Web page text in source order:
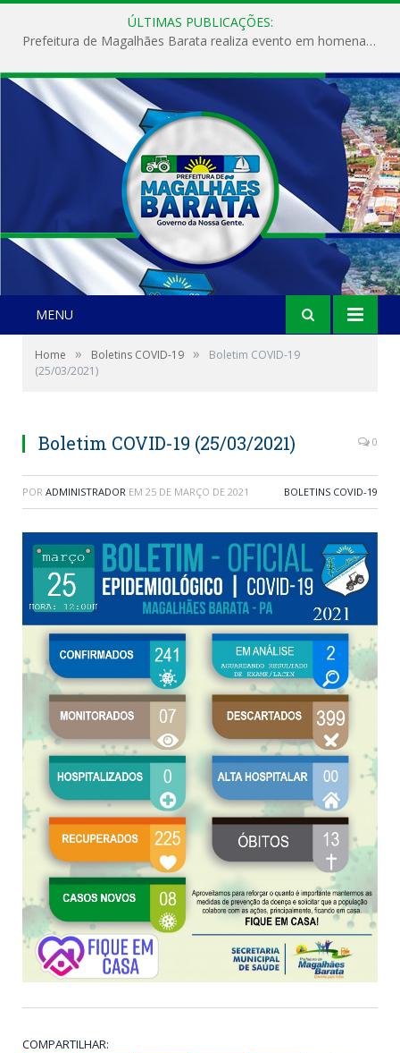
ÚLTIMAS PUBLICAÇÕES:
Prefeitura de Magalhães Barata realiza evento em homenagem ao Dia Internacional da Mulher
MENU
Home » Boletins COVID-19 »
Boletim COVID-19
(25/03/2021)
Boletim COVID-19 (25/03/2021) 0
POR ADMINISTRADOR EM 25 DE MARÇO DE 2021 BOLETINS COVID-19
COMPARTILHAR: